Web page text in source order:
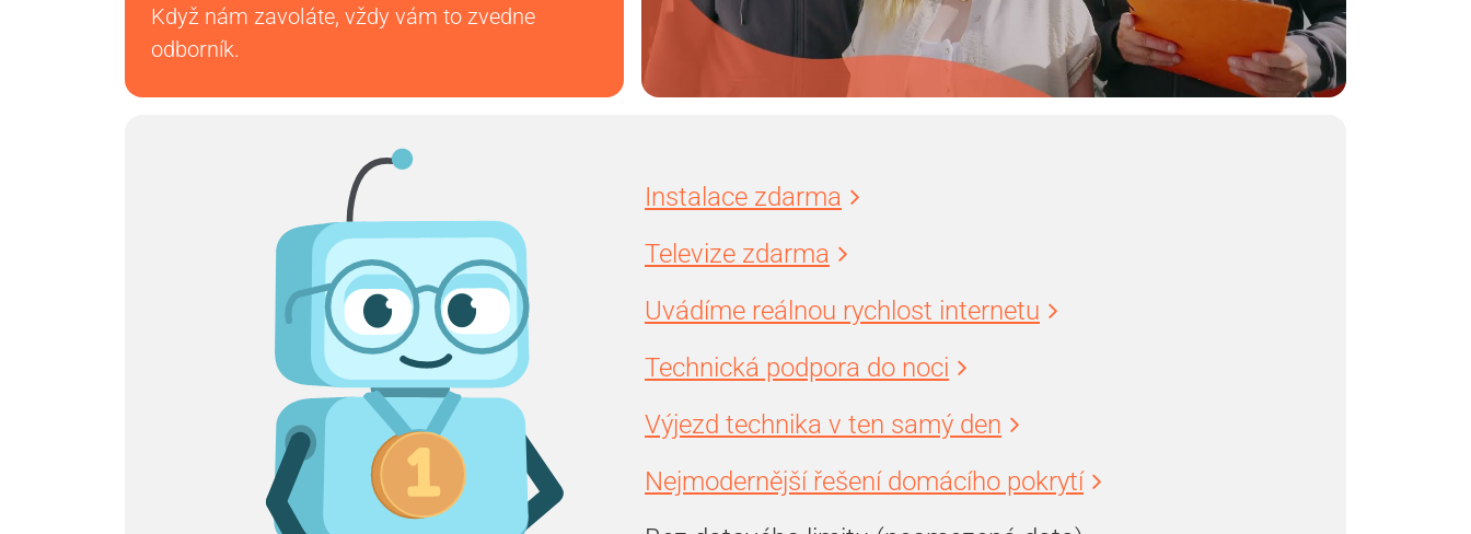
Když nám zavoláte, vždy vám to zvedne
odborník.
Instalace zdarma
Televize zdarma
Uvádíme reálnou rychlost internetu
Technická podpora do noci
Výjezd technika v ten samý den
Nejmodernější řešení domácího pokrytí